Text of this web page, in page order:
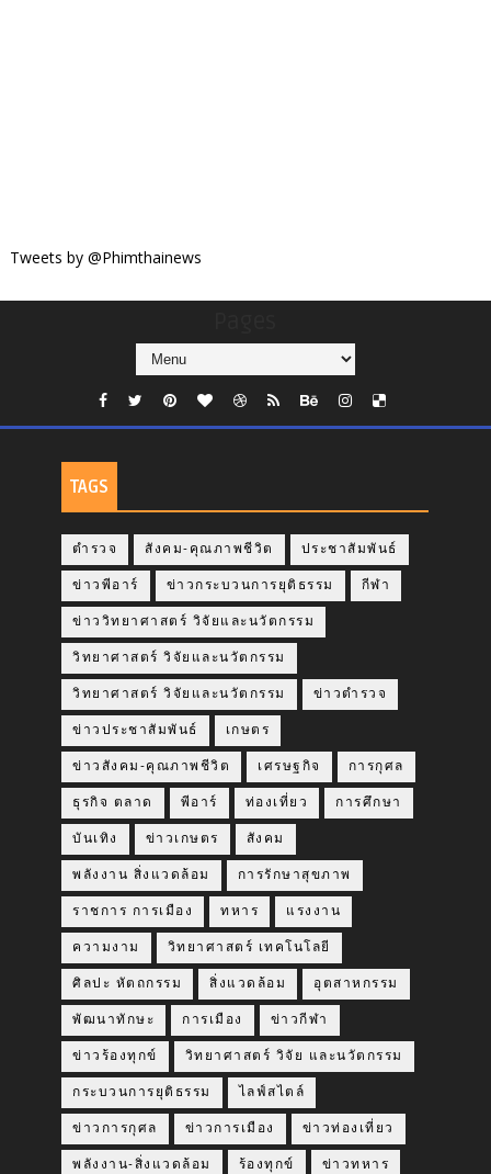
Tweets by @Phimthainews
TAGS
ตำรวจ สังคม-คุณภาพชีวิต ประชาสัมพันธ์
ข่าวพีอาร์ ข่าวกระบวนการยุติธรรม กีฬา
ข่าววิทยาศาสตร์ วิจัยและนวัตกรรม
วิทยาศาสตร์ วิจัยและนวัตกรรม
วิทยาศาสตร์ วิจัยและนวัตกรรม ข่าวตำรวจ
ข่าวประชาสัมพันธ์ เกษตร
ข่าวสังคม-คุณภาพชีวิต เศรษฐกิจ การกุศล
ธุรกิจ ตลาด พีอาร์ ท่องเที่ยว การศึกษา
บันเทิง ข่าวเกษตร สังคม
พลังงาน สิ่งแวดล้อม การรักษาสุขภาพ
ราชการ การเมือง ทหาร แรงงาน
ความงาม วิทยาศาสตร์ เทคโนโลยี
ศิลปะ หัตถกรรม สิ่งแวดล้อม อุตสาหกรรม
พัฒนาทักษะ การเมือง ข่าวกีฬา
ข่าวร้องทุกข์ วิทยาศาสตร์ วิจัย และนวัตกรรม
กระบวนการยุติธรรม ไลฟ์สไตล์
ข่าวการกุศล ข่าวการเมือง ข่าวท่องเที่ยว
พลังงาน-สิ่งแวดล้อม ร้องทุกข์ ข่าวทหาร